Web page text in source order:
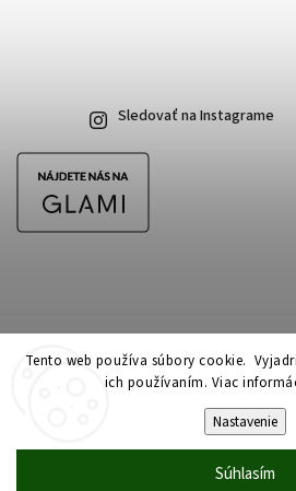
Tento web používa súbory cookie.
ich používaním. Viac
Nastavenie
Súhlasím
Sledovať na Instagrame
Copyright 2026CubeSkateshop.sk.
Upraviť nastavenie
Shoptet| Design